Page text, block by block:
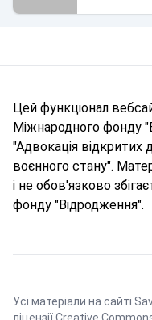
Цей функціонал
Міжнародного фонду
"Адвокація відкритих
воєнного стану".
і не обов'язково
фонду "Відродження".
Усі матеріали на сайті